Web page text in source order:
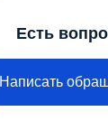
Есть
Написать